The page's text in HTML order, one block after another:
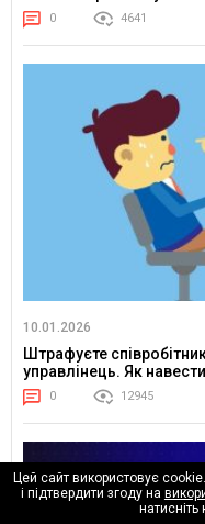
0 4641
10.01.2026
Штрафуєте
управлінець. Як
0 12945
Цей сайт використовує
і підтвердити згоду на
натисніть